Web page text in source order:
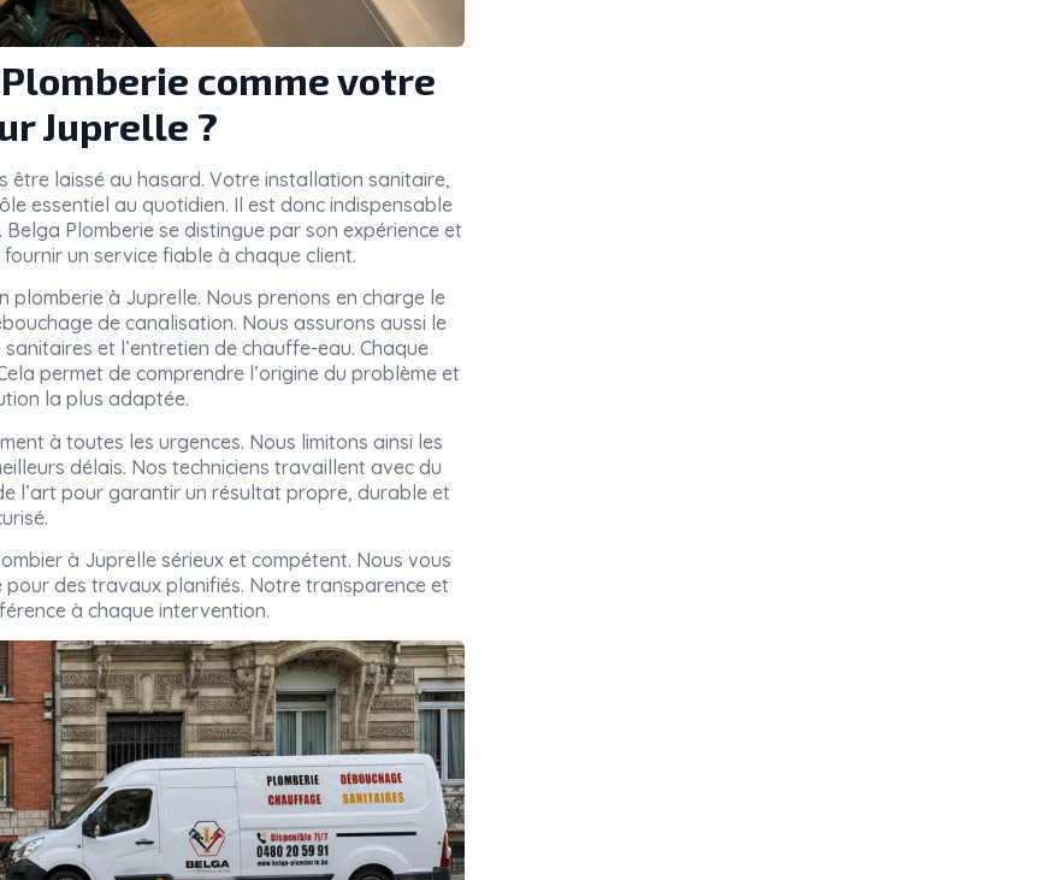
comme votre
Juprelle ?
être laissé au hasard. Votre installation sanitaire,
essentiel au quotidien. Il est donc indispensable
Plomberie se distingue par son expérience et
un service fiable à chaque client.
à Juprelle. Nous prenons en charge le
de canalisation. Nous assurons aussi le
et l’entretien de chauffe-eau. Chaque
permet de comprendre l’origine du problème et
la plus adaptée.
à toutes les urgences. Nous limitons ainsi les
délais. Nos techniciens travaillent avec du
l’art pour garantir un résultat propre, durable et
à Juprelle sérieux et compétent. Nous vous
des travaux planifiés. Notre transparence et
à chaque intervention.